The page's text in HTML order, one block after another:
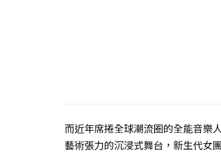
而近年席捲全球潮流圈的全能音樂
藝術張力的沉浸式舞台，新生代女